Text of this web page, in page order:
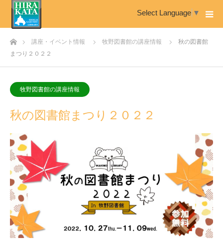
Select Language ▼
ホーム講座・イベント情報 牧野図書館の講座情報
秋の図書館
まつり２０２２
牧野図書館の講座情報
秋の図書館まつり２０２２